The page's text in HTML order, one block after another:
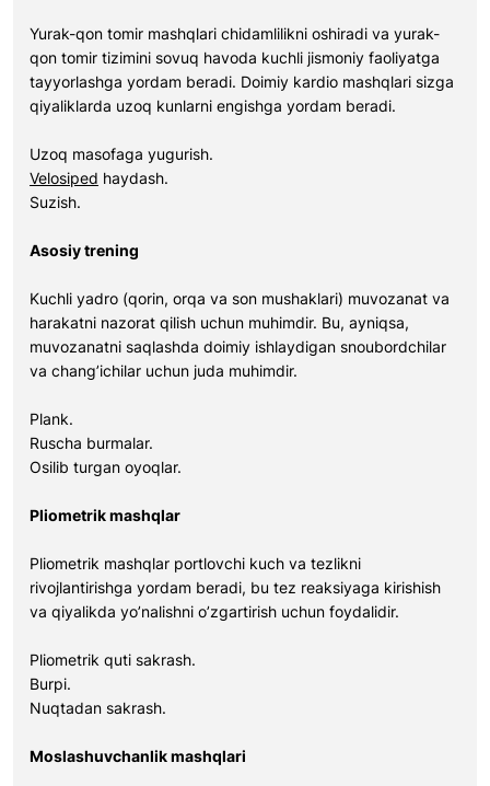
Yurak-qon tomir mashqlari chidamlilikni oshiradi va yurak-
qon tomir tizimini sovuq havoda kuchli jismoniy faoliyatga
tayyorlashga yordam beradi. Doimiy kardio mashqlari sizga
qiyaliklarda uzoq kunlarni engishga yordam beradi.
Uzoq masofaga yugurish.
Velosiped haydash.
Suzish.
Asosiy trening
Kuchli yadro (qorin, orqa va son mushaklari) muvozanat va
harakatni nazorat qilish uchun muhimdir. Bu, ayniqsa,
muvozanatni saqlashda doimiy ishlaydigan snoubordchilar
va chang’ichilar uchun juda muhimdir.
Plank.
Ruscha burmalar.
Osilib turgan oyoqlar.
Pliometrik mashqlar
Pliometrik mashqlar portlovchi kuch va tezlikni
rivojlantirishga yordam beradi, bu tez reaksiyaga kirishish
va qiyalikda yo’nalishni o’zgartirish uchun foydalidir.
Pliometrik quti sakrash.
Burpi.
Nuqtadan sakrash.
Moslashuvchanlik mashqlari